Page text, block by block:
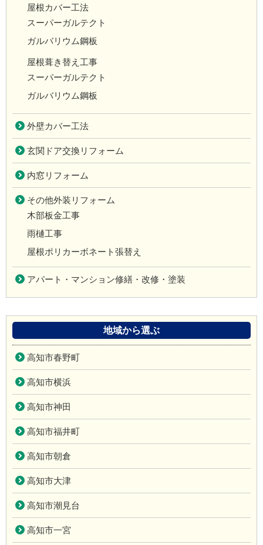
屋根カバー工法
スーパーガルテクト
ガルバリウム鋼板
屋根葺き替え工事
スーパーガルテクト
ガルバリウム鋼板
外壁カバー工法
玄関ドア交換リフォーム
内窓リフォーム
その他外装リフォーム
木部板金工事
雨樋工事
屋根ポリカーボネート張替え
アパート・マンション修繕・改修・塗装
地域から選ぶ
高知市春野町
高知市横浜
高知市神田
高知市福井町
高知市朝倉
高知市大津
高知市潮見台
高知市一宮